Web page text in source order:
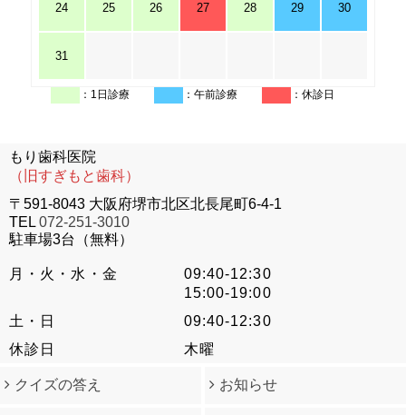
24 25 26 27 28 29 30
31
：1日診療 ：午前診療 ：休診日
もり歯科医院
（旧すぎもと歯科）
〒591-8043 大阪府堺市北区北長尾町6-4-1
TEL 072-251-3010
駐車場3台（無料）
月・火・水・金
09:40-12:30
15:00-19:00
土・日
09:40-12:30
休診日
木曜
クイズの答え お知らせ